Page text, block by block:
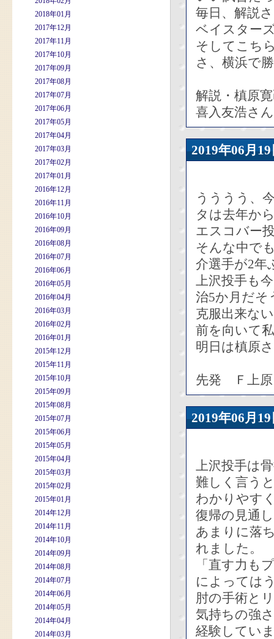
2018年01月
2017年12月
2017年11月
2017年10月
2017年09月
2017年08月
2017年07月
2017年06月
2017年05月
2017年04月
2017年03月
2017年02月
2017年01月
2016年12月
2016年11月
2016年10月
2016年09月
2016年08月
2016年07月
2016年06月
2016年05月
2016年04月
2016年03月
2016年02月
2016年01月
2015年12月
2015年11月
2015年10月
2015年09月
2015年08月
2015年07月
2015年06月
2015年05月
2015年04月
2015年03月
2015年02月
2015年01月
2014年12月
2014年11月
2014年10月
2014年09月
2014年08月
2014年07月
2014年06月
2014年05月
2014年04月
2014年03月
毎日、解説
ベイスター
そしてこち
さ、横浜で
解説・槙原
喜入友浩さ
2019年06
うううう、
タは去年か
エスコバー
そんな中で
介選手が2年
上沢投手も
治5か月だそ
克服出来な
前を向いて
明日は槙原
先発 Ｆ上原
2019年06
上沢投手は
難しく言う
わかりやす
復帰の見通
あまりに落
れました。
「直す力も
によっては
肘の手術と
気持ちの強
経験してい